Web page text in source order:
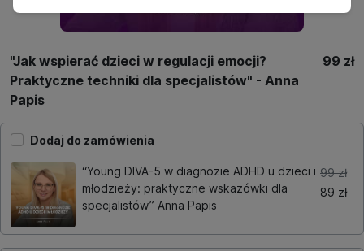
"Jak wspierać dzieci w regulacji emocji?
Praktyczne techniki dla specjalistów" - Anna
Papis
99 zł
Dodaj do zamówienia
“Young DIVA-5 w diagnozie ADHD u dzieci i
młodzieży: praktyczne wskazówki dla
specjalistów” Anna Papis
99 zł
89 zł